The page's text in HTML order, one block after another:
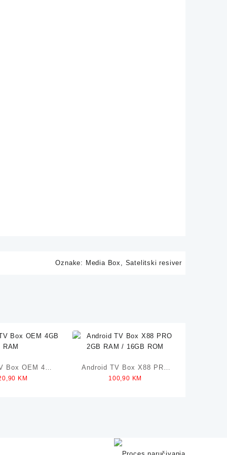
Oznake: Media Box , Satelitski resiver
Box OEM 4GB
RAMKM
Android TV Box X88 PRO
2GB RAM / 16GB ROM
100,90 KM